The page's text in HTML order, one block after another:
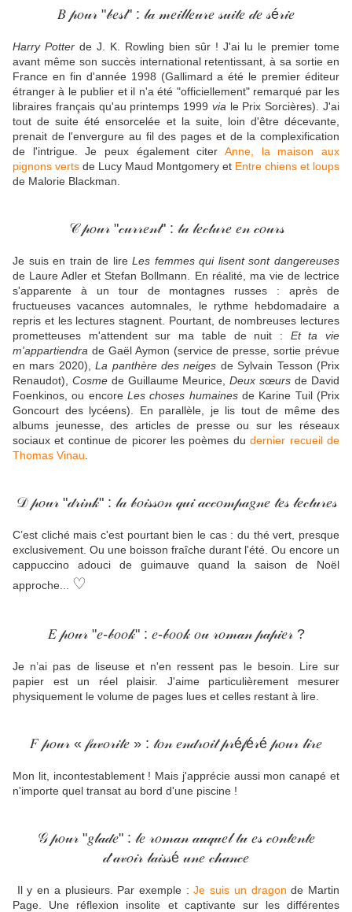
𝐵 𝓅𝑜𝓊𝓇 "𝒷𝑒𝓈𝓉" : 𝓁𝒶 𝓂𝑒𝒾𝓁𝓁𝑒𝓊𝓇𝑒 𝓈𝓊𝒾𝓉𝑒 𝒹𝑒 𝓈é𝓇𝒾𝑒
Harry Potter de J. K. Rowling bien sûr ! J'ai lu le premier tome
avant même son succès international retentissant, à sa sortie en
France en fin d'année 1998 (Gallimard a été le premier éditeur
étranger à le publier et il n'a été "officiellement" remarqué par les
libraires français qu'au printemps 1999 via le Prix Sorcières). J'ai
tout de suite été ensorcelée et la suite, loin d'être décevante,
prenait de l'envergure au fil des pages et de la complexification
de l'intrigue. Je peux également citer Anne, la maison aux
pignons verts de Lucy Maud Montgomery et Entre chiens et loups
de Malorie Blackman.
𝒞 𝓅𝑜𝓊𝓇 "𝒸𝓊𝓇𝓇𝑒𝓃𝓉" : 𝓉𝒶 𝓁𝑒𝒸𝓉𝓊𝓇𝑒 𝑒𝓃 𝒸𝑜𝓊𝓇𝓈
Je suis en train de lireLes femmes qui lisent sont dangereuses
de Laure Adler et Stefan Bollmann. En réalité, ma vie de lectrice
s'apparente à un tour de montagnes russes : après de
fructueuses vacances automnales, le rythme hebdomadaire a
repris et les lectures stagnent. Pourtant, de nombreuses lectures
prometteuses m'attendent sur ma table de nuit : Et ta vie
m'appartiendra de Gaël Aymon (service de presse, sortie prévue
en mars 2020),La panthère des neiges de Sylvain Tesson (Prix
Renaudot), Cosme de Guillaume Meurice, Deux sœurs de David
Foenkinos, ou encore Les choses humainesde Karine Tuil (Prix
Goncourt des lycéens). En parallèle, je lis tout de même des
albums jeunesse, des articles de presse ou sur les réseaux
sociaux et continue de picorer les poèmes dudernier recueil de
Thomas Vinau
𝒟 𝓅𝑜𝓊𝓇 "𝒹𝓇𝒾𝓃𝓀" : 𝓁𝒶 𝒷𝑜𝒾𝓈𝓈𝑜𝓃 𝓆𝓊𝒾 𝒶𝒸𝒸𝑜𝓂𝓅𝒶𝑔𝓃𝑒 𝓉𝑒𝓈 𝓁𝑒𝒸𝓉𝓊𝓇𝑒𝓈
C’est cliché mais c'est pourtant bien le cas : du thé vert, presque
exclusivement. Ou une boisson fraîche durant l'été. Ou encore un
cappuccino adouci de guimauve quand la saison de Noël
approche... ♡
𝐸 𝓅𝑜𝓊𝓇 "𝑒-𝒷𝑜𝑜𝓀" : 𝑒-𝒷𝑜𝑜𝓀 𝑜𝓊 𝓇𝑜𝓂𝒶𝓃 𝓅𝒶𝓅𝒾𝑒𝓇 ?
Je n’ai pas de liseuse et n'en ressent pas le besoin. Lire sur
papier est un réel plaisir. J'aime particulièrement mesurer
physiquement le volume de pages lues et celles restant à lire.
𝐹 𝓅𝑜𝓊𝓇 « 𝒻𝒶𝓋𝑜𝓇𝒾𝓉𝑒 » : 𝓉𝑜𝓃 𝑒𝓃𝒹𝓇𝑜𝒾𝓉 𝓅𝓇é𝒻é𝓇é 𝓅𝑜𝓊𝓇 𝓁𝒾𝓇𝑒
Mon lit, incontestablement ! Mais j'apprécie aussi mon canapé et
n'importe quel transat au bord d'une piscine !
𝒢 𝓅𝑜𝓊𝓇 "𝑔𝓁𝒶𝒹𝑒" : 𝓁𝑒 𝓇𝑜𝓂𝒶𝓃 𝒶𝓊𝓆𝓊𝑒𝓁 𝓉𝓊 𝑒𝓈 𝒸𝑜𝓃𝓉𝑒𝓃𝓉𝑒
𝒹’𝒶𝓋𝑜𝒾𝓇 𝓁𝒶𝒾𝓈𝓈é 𝓊𝓃𝑒 𝒸𝒽𝒶𝓃𝒸𝑒
Il y en a plusieurs. Par exemple :Je suis un dragon de Martin
Page. Une réflexion insolite et captivante sur les différentes